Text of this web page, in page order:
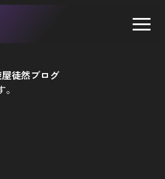
徒然ブログ